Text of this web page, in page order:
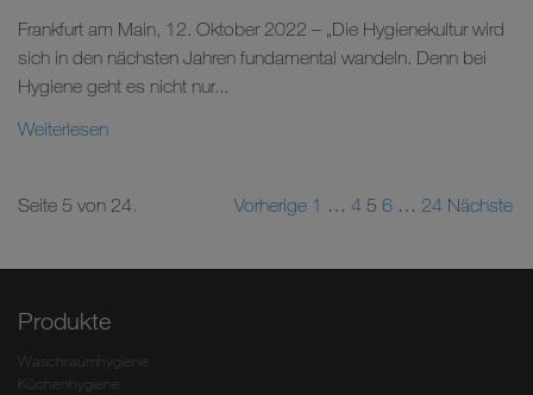
Frankfurt am Main, 12. Oktober 2022 – „Die Hygienekultur wird
sich in den nächsten Jahren fundamental wandeln. Denn bei
Hygiene geht es nicht nur...
Weiterlesen
Seite 5 von 24. Vorherige 1 … 4 5 6 … 24 Nächste
Produkte
Waschraumhygiene
Küchenhygiene